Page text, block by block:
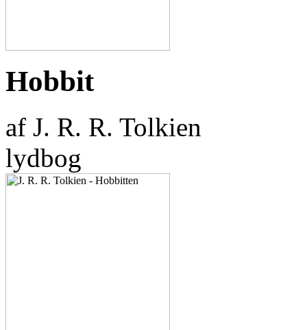
Hobbit
af J. R. R. Tolkien
lydbog